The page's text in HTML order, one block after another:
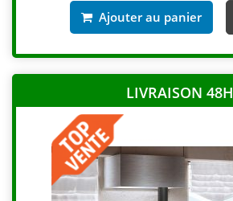
Ajouter au panier
LIVRAISON 48H